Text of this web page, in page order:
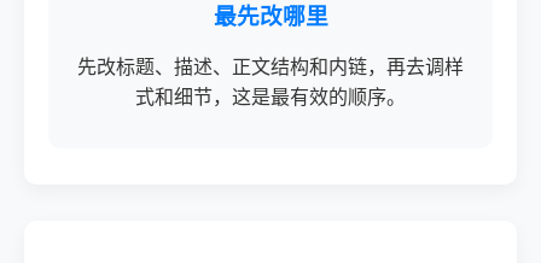
最先改哪里
先改标题、描述、正文结构和内链，再去调样
式和细节，这是最有效的顺序。